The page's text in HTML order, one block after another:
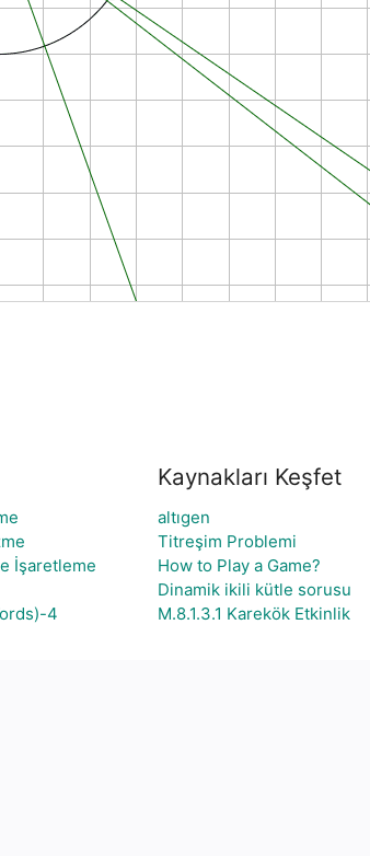
İşaretleme
4
Kaynakları Keşfet
altıgen
Titreşim Problemi
How to Play a Game?
Dinamik ikili kütle sorusu
M.8.1.3.1 Karekök Etkinlik